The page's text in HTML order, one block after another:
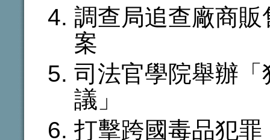
調查局追查廠商
案
司法官學院舉辦
議」
打擊跨國毒品犯